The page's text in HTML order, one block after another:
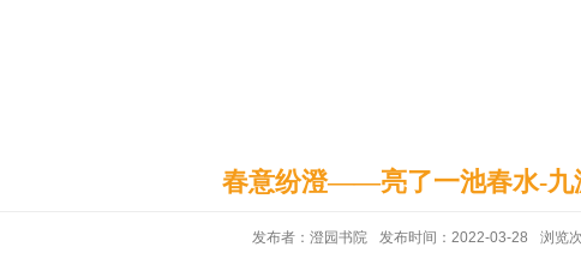
春意纷澄——亮了一池春水-九
发布者：澄园书院 发布时间：2022-03-28 浏览